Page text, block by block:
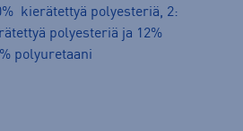
kierätettyä polyesteriä, 2:
polyesteriä ja 12%
polyuretaani